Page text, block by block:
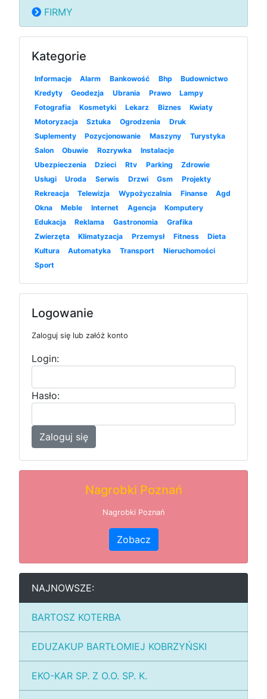
FIRMY
Kategorie
Informacje Alarm Bankowość Bhp
Budownictwo
Kredyty
Geodezja Ubrania Prawo
Lampy
Fotografia
Kosmetyki Lekarz Biznes
Kwiaty
Motoryzacja
Sztuka Ogrodzenia
Druk
Suplementy
Pozycjonowanie Maszyny
Turystyka
Salon
Obuwie Rozrywka
Instalacje
Ubezpieczenia
Dzieci Rtv Parking
Zdrowie
Usługi
Uroda Serwis Drzwi Gsm
Projekty
Rekreacja
Telewizja Wypożyczalnia Finanse
Agd
Okna
Meble Internet Agencja
Komputery
Edukacja
Reklama Gastronomia
Grafika
Zwierzęta
Klimatyzacja Przemysł Fitness
Dieta
Kultura
Automatyka Transport
Nieruchomości
Sport
Logowanie
Zaloguj się lub załóż konto
Login:
Hasło:
Zaloguj się
Nagrobki Poznań
Nagrobki Poznań
Zobacz
NAJNOWSZE:
BARTOSZ KOTERBA
EDUZAKUP BARTŁOMIEJ KOBRZYŃSKI
EKO-KAR SP. Z O.O. SP. K.